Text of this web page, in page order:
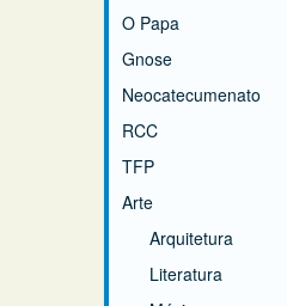
O Papa
Gnose
Neocatecumenato
RCC
TFP
Arte
Arquitetura
Literatura